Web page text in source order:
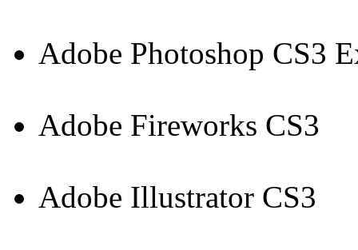
Adobe Photoshop CS3
Adobe Fireworks CS3
Adobe Illustrator CS3